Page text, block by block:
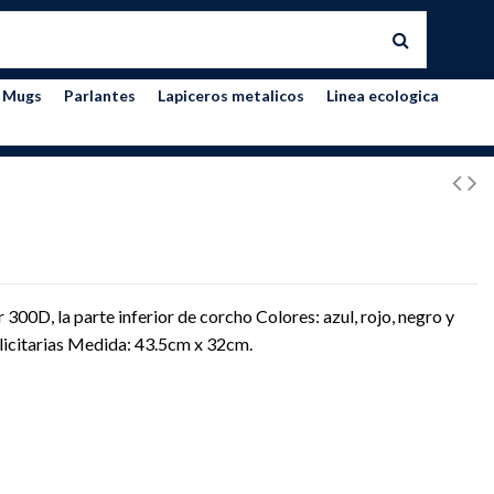
Mugs Parlantes Lapiceros metalicos Linea ecologica
la parte inferior de corcho Colores: azul, rojo, negro y
Medida: 43.5cm x 32cm.